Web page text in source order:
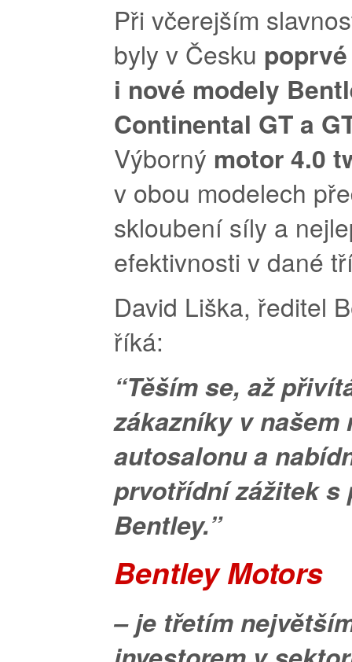
Při včerejším
byly v Česku
i nové modely
Continental GT a
Výborný motor 4.0
v obou modelech
skloubení síly a
efektivnosti v dané
David Liška, ředitel
říká:
“Těším se, až
zákazníky v našem
autosalonu a
prvotřídní zážitek s
Bentley.”
Bentley Motors
– je třetím